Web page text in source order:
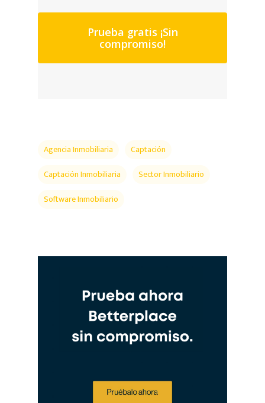
Prueba gratis ¡Sin
compromiso!
Agencia Inmobiliaria
Captación
Captación Inmobiliaria
Sector Inmobiliario
Software Inmobiliario